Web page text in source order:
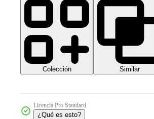
Colección Similar
Licencia Pro Standard
¿Qué es esto?